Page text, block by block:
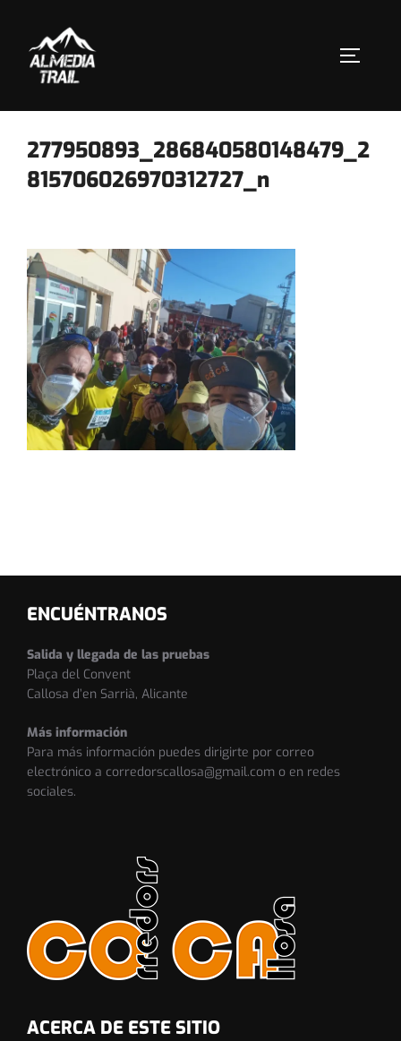
contenido
277950893_286840580148479_2
815706026970312727_n
ENCUÉNTRANOS
Salida y llegada de las pruebas
Plaça del Convent
Callosa d’en Sarrià, Alicante
Más información
Para más información puedes dirigirte por correo
electrónico a corredorscallosa@gmail.com o en redes
sociales.
ACERCA DE ESTE SITIO